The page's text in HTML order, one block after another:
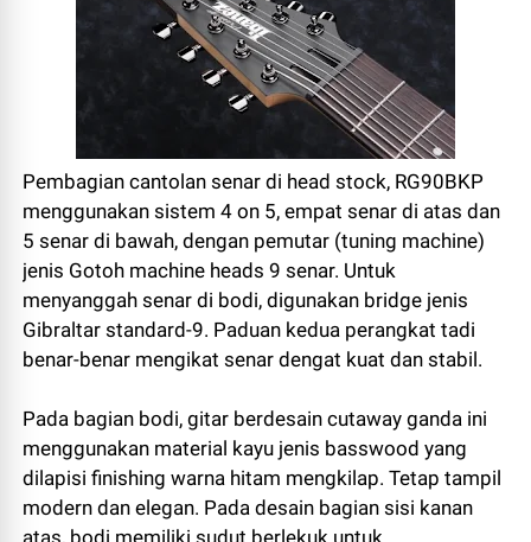
Pembagian cantolan senar di head stock, RG90BKP
menggunakan sistem 4 on 5, empat senar di atas dan
5 senar di bawah, dengan pemutar (tuning machine)
jenis Gotoh machine heads 9 senar. Untuk
menyanggah senar di bodi, digunakan bridge jenis
Gibraltar standard-9. Paduan kedua perangkat tadi
benar-benar mengikat senar dengat kuat dan stabil.
Pada bagian bodi, gitar berdesain cutaway ganda ini
menggunakan material kayu jenis basswood yang
dilapisi finishing warna hitam mengkilap. Tetap tampil
modern dan elegan. Pada desain bagian sisi kanan
atas, bodi memiliki sudut berlekuk untuk